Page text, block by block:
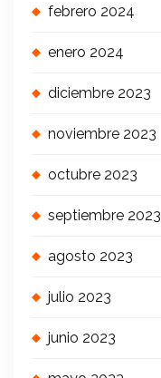
febrero 2024
enero 2024
diciembre 2023
noviembre 2023
octubre 2023
septiembre 2023
agosto 2023
julio 2023
junio 2023